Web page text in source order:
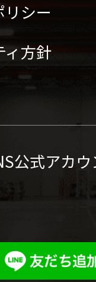
シー
ィ方針
公式アカ